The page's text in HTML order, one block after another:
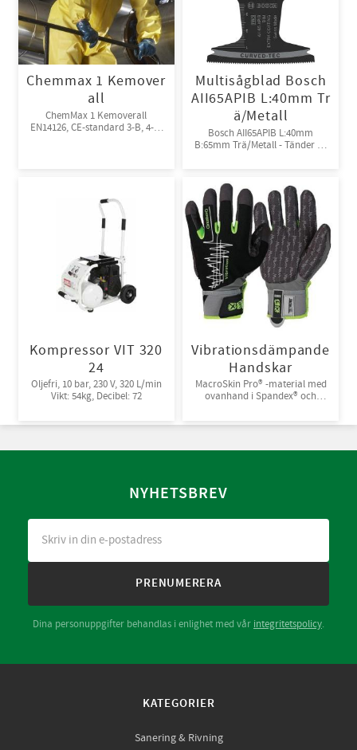
Chemmax 1 Kemover
all
ChemMax 1 Kemoverall
EN14126, CE-standard 3-B, 4-B,
Multisågblad Bosch
AII65APIB L:40mm Tr
ä/Metall
Bosch AII65APIB L:40mm
B:65mm Trä/Metall - Tänder av
Kompressor VIT 320
24
Oljefri, 10 bar, 230 V, 320 L/min
Vikt: 54kg, Decibel: 72
Vibrationsdämpande
Handskar
MacroSkin Pro® -material med
ovanhand i Spandex® och
NYHETSBREV
PRENUMERERA
Dina personuppgifter behandlas i enlighet med vår integritetspolicy.
KATEGORIER
Sanering & Rivning